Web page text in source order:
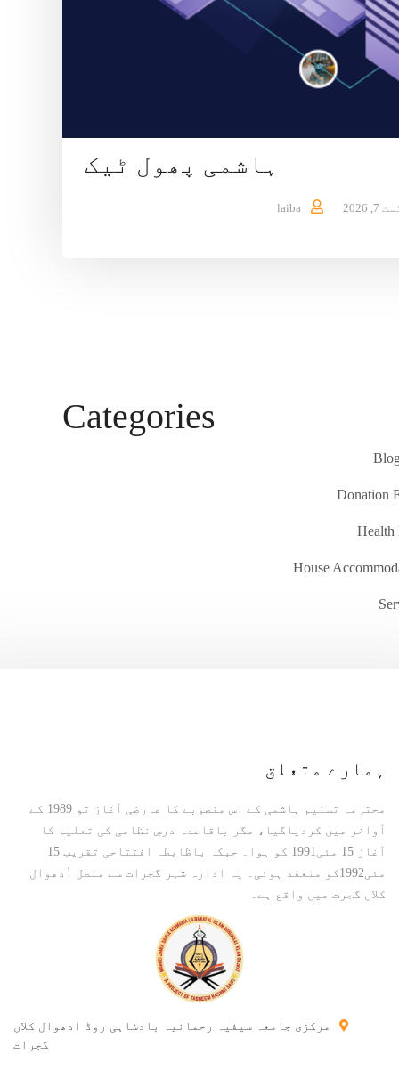
ہاشمی پھول ٹیک
2026
laiba
Categories
Donation
Health
House
ہمارے متعلق
محترمہ تسنیم ہاشمی کے اس منصوبے کا عارضی آغاز تو 1989 کے
آواخر میں کردیاگیا، مگر باقاعدہ درسِ نظامی کی تعلیم کا
آغاز 15 مئی1991 کو ہوا۔ جبکہ باظابطہ افتتاحی تقریب 15
مئی1992کو منعقد ہوئی۔ یہ ادارہ شہر گجرات سے متصل اُدھوال
کلاں گجرت میں واقع ہے۔
مرکزی جامعہ سیفیہ رحمانیہ بادشاہی روڈ ادھوال کلاں
گجرات